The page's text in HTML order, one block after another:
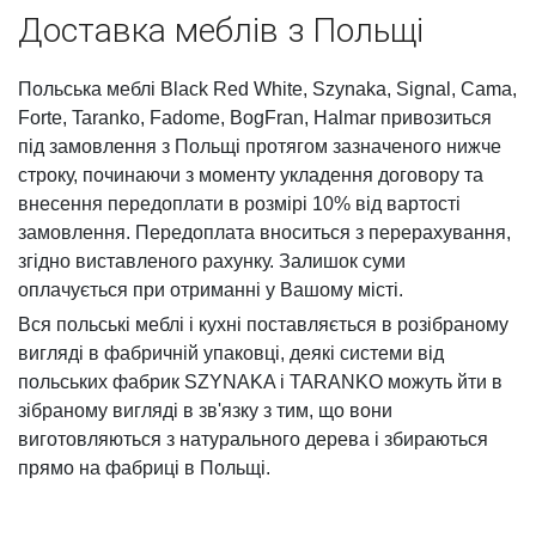
Доставка меблів з Польщі
Польська меблі Black Red White, Szynaka, Signal, Cama,
Forte, Taranko, Fadome, BogFran, Halmar привозиться
під замовлення з Польщі протягом зазначеного нижче
строку, починаючи з моменту укладення договору та
внесення передоплати в розмірі 10% від вартості
замовлення. Передоплата вноситься з перерахування,
згідно виставленого рахунку. Залишок суми
оплачується при отриманні у Вашому місті.
Вся польські меблі і кухні поставляється в розібраному
вигляді в фабричній упаковці, деякі системи від
польських фабрик SZYNAKA і TARANKO можуть йти в
зібраному вигляді в зв'язку з тим, що вони
виготовляються з натурального дерева і збираються
прямо на фабриці в Польщі.